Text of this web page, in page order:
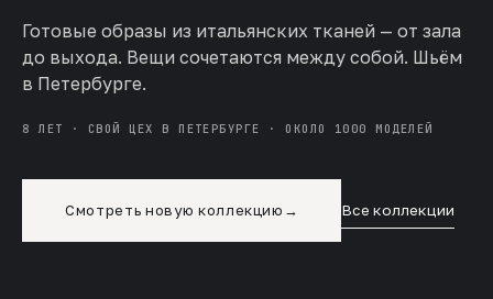
Готовые образы из итальянских тканей — от зала
до выхода. Вещи сочетаются между собой. Шьём
в Петербурге.
8 ЛЕТ · СВОЙ ЦЕХ В ПЕТЕРБУРГЕ · ОКОЛО 1000 МОДЕЛЕЙ
Смотреть новую коллекцию → Все коллекции